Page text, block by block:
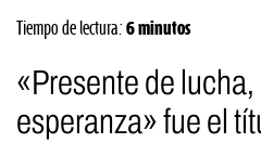
Tiempo de lectura: 6 minutos
«Presente de
esperanza» fue el